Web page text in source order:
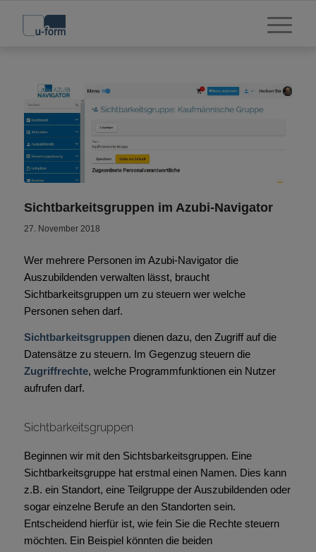
Sichtbarkeitsgruppen im Azubi-Navigator
27. November 2018
Wer mehrere Personen im Azubi-Navigator die
Auszubildenden verwalten lässt, braucht
Sichtbarkeitsgruppen um zu steuern wer welche
Personen sehen darf.
Sichtbarkeitsgruppendienen dazu, den Zugriff auf die
Datensätze zu steuern. Im Gegenzug steuern die
Zugriffrechte, welche Programmfunktionen ein Nutzer
aufrufen darf.
Sichtbarkeitsgruppen
Beginnen wir mit den Sichtsbarkeitsgruppen. Eine
Sichtbarkeitsgruppe hat erstmal einen Namen. Dies kann
z.B. ein Standort, eine Teilgruppe der Auszubildenden oder
sogar einzelne Berufe an den Standorten sein.
Entscheidend hierfür ist, wie fein Sie die Rechte steuern
möchten. Ein Beispiel könnten die beiden